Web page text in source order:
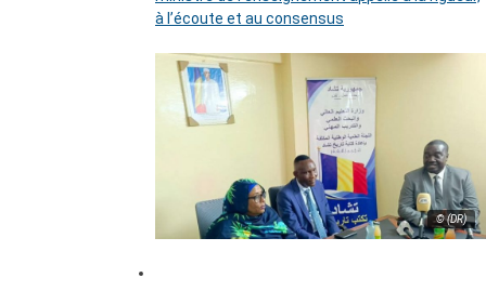
à l’écoute et au consensus
© (DR)